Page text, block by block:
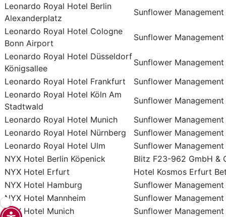
Leonardo Royal Hotel Berlin
Alexanderplatz
Sunflower Management
Leonardo Royal Hotel Cologne
Bonn Airport
Sunflower Management
Leonardo Royal Hotel Düsseldorf
Königsallee
Sunflower Management
Leonardo Royal Hotel Frankfurt
Sunflower Management
Leonardo Royal Hotel Köln Am
Stadtwald
Sunflower Management
Leonardo Royal Hotel Munich
Sunflower Management
Leonardo Royal Hotel Nürnberg
Sunflower Management
Leonardo Royal Hotel Ulm
Sunflower Management
NYX Hotel Berlin Köpenick
Blitz F23-962 GmbH &
NYX Hotel Erfurt
Hotel Kosmos Erfurt
NYX Hotel Hamburg
Sunflower Management
NYX Hotel Mannheim
Sunflower Management
NYX Hotel Munich
Sunflower Management